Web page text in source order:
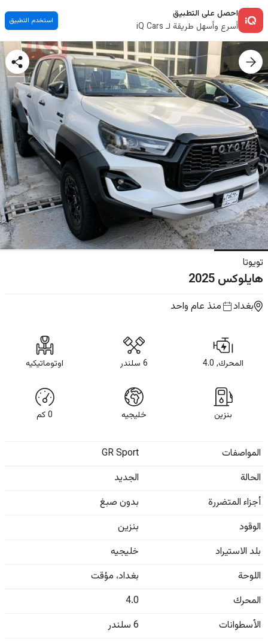
احصل على التطبيق
أسرع وأسهل طريقة لـ iQ Cars
استخدم التطبيق
تويوتا
هايلوكس2025
بغداد منذ عام واحد
المحرك, 4.0 6 سلندر اوتوماتيكيه
بنزين خليجيه 0كم
المواصفات
GR Sport
الحالة
الجديد
أجزاء المتضررة
بدون صبغ
الوقود
بنزين
بلد الاستيراد
خليجيه
اللوحة
بغداد، مؤقت
المحرك
4.0
الأسطوانات
6 سلندر